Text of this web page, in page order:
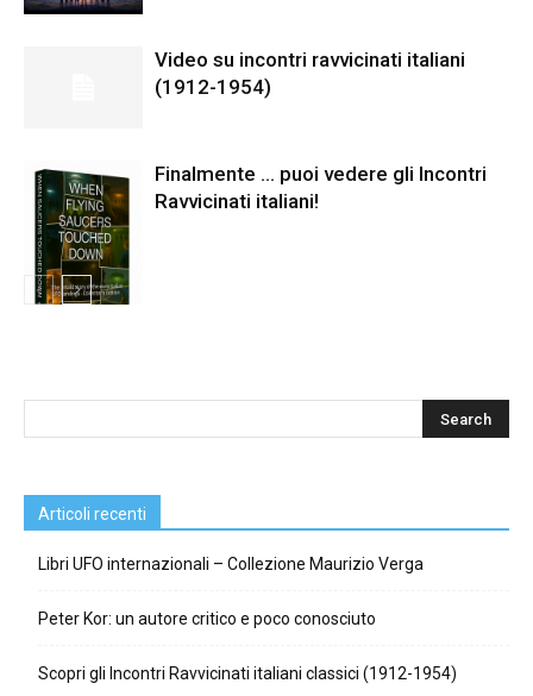
Video su incontri ravvicinati italiani
(1912-1954)
Finalmente … puoi vedere gli Incontri
Ravvicinati italiani!
Articoli recenti
Libri UFO internazionali – Collezione Maurizio Verga
Peter Kor: un autore critico e poco conosciuto
Scopri gli Incontri Ravvicinati italiani classici (1912-1954)